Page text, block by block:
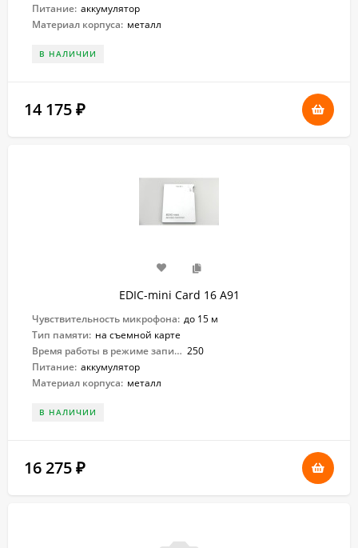
Питание: аккумулятор
Материал корпуса: металл
В НАЛИЧИИ
14 175 ₽
EDIC-mini Card 16 A91
Чувствительность микрофона: до 15 м
Тип памяти: на съемной карте
Время работы в режиме записи: 250
Питание: аккумулятор
Материал корпуса: металл
В НАЛИЧИИ
16 275 ₽